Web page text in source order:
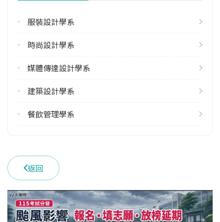
學校電話
臺北市中山區大直街70號
服裝設計學系
時尚設計學系
媒體傳達設計學系
建築設計學系
餐飲管理學系
返回